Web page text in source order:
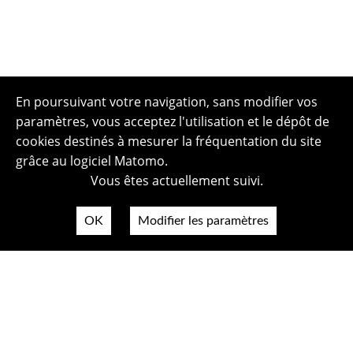
En poursuivant votre navigation, sans modifier vos
paramètres, vous acceptez l'utilisation et le dépôt de
cookies destinés à mesurer la fréquentation du site
grâce au logiciel Matomo.
Vous êtes actuellement suivi.
OK Modifier les paramètres